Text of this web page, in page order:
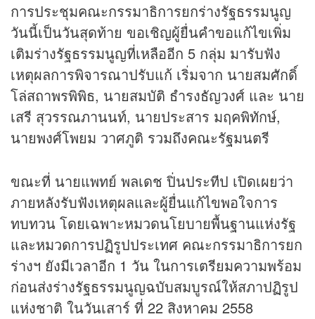
การประชุมคณะกรรมาธิการยกร่างรัฐธรรมนูญ
วันนี้เป็นวันสุดท้าย ขอเชิญผู้ยื่นคำขอแก้ไขเพิ่ม
เติมร่างรัฐธรรมนูญที่เหลืออีก 5 กลุ่ม มารับฟัง
เหตุผลการพิจารณาปรับแก้ เริ่มจาก นายสมศักดิ์
โล่สถาพรพิพิธ, นายสมบัติ ธำรงธัญวงศ์ และ นาย
เสรี สุวรรณภานนท์, นายประสาร มฤคพิทักษ์,
นายพงศ์โพยม วาศภูติ รวมถึงคณะรัฐมนตรี
ขณะที่ นายแพทย์ พลเดช ปิ่นประทีป เปิดเผยว่า
ภายหลังรับฟังเหตุผลและผู้ยื่นแก้ไขพอใจการ
ทบทวน โดยเฉพาะหมวดนโยบายพื้นฐานแห่งรัฐ
และหมวดการปฏิรูปประเทศ คณะกรรมาธิการยก
ร่างฯ ยังมีเวลาอีก 1 วัน ในการเตรียมความพร้อม
ก่อนส่งร่างรัฐธรรมนูญฉบับสมบูรณ์ให้สภาปฏิรูป
แห่งชาติ ในวันเสาร์ ที่ 22 สิงหาคม 2558